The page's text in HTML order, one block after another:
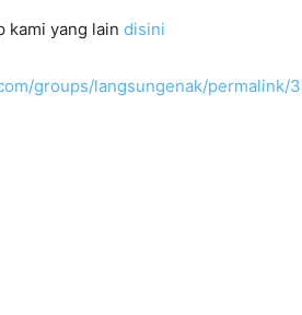
kami yang lain disini
groups/langsungenak/permalink/